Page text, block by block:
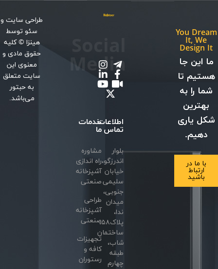
You
It,
جا
تا
را به
یاری
ما در
ارتباط
باشید
اطلاعات
تماس
بلوار
اندرزگو،
خیابان
سلیمی
جنوبی،
میدان
پلاک۵۸،
ساختمان
شاب،
طبقه
چهارم
Media
خدمات
ما
مشاوره
راه اندازی
آشپزخانه
صنعتی
طراحی
آشپزخانه
صنعتی
تجهیزات
کافه و
رستوران
طراحی سایتو
توسط
هینزا© کلیه
حقوق مادی و
معنوی این
سایت متعلق
به حبتور
می‌باشد.